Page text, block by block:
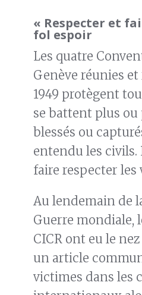
« Respecter et
fol espoir
Les quatre
Genève réunies et
1949 protègent
se battent plus ou
blessés ou
entendu les civils.
faire respecter les
Au lendemain de
Guerre mondiale,
CICR ont eu le
un article
victimes dans les